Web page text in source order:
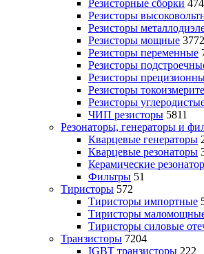
Резисторные сборки 474
Резисторы
Резисторы
Резисторы мощные 3772
Резисторы переменные
Резисторы
Резисторы
Резисторы
Резисторы
ЧИП резисторы 5811
Резонаторы, генераторы и
Кварцевые генераторы
Кварцевые резонаторы
Керамические
Фильтры 51
Тиристоры 572
Тиристоры импортные
Тиристоры
Тиристоры силовые
Транзисторы 7204
IGBT транзисторы 222